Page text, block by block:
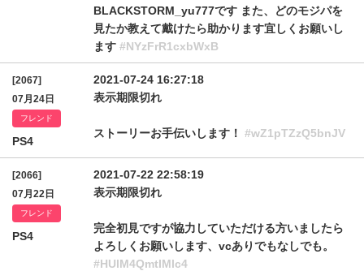
BLACKSTORM_yu777です また、どのモジパを
見たか教えて戴けたら助かります宜しくお願いし
ます #NYzFrR1cxbWxB
[2067]
07月24日
フレンド
PS4
2021-07-24 16:27:18
表示期限切れ
ストーリーお手伝いします！ #wZ1pTZzQ5bnJV
[2066]
07月22日
フレンド
PS4
2021-07-22 22:58:19
表示期限切れ
完全初見ですが協力していただける方いましたら
よろしくお願いします、vcありでもなしでも。
#HUlM4QmtIMlc4